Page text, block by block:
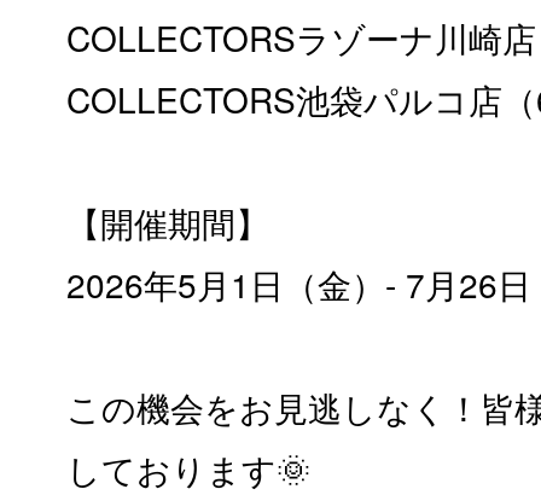
COLLECTORSラゾーナ川崎店
COLLECTORS池袋パルコ店
【開催期間】
2026年5月1日（金）- 7月26
この機会をお見逃しなく！皆
しております🌞